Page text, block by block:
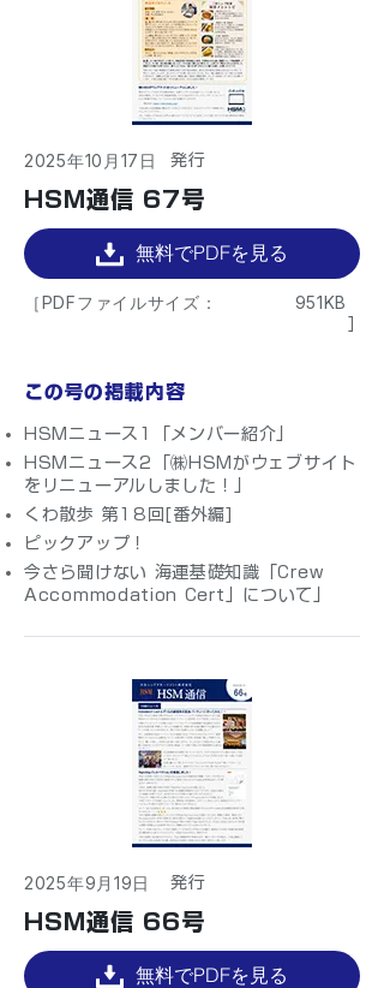
2025年10月17日 ​発行
HSM通信 67号
無料でPDFを見る
［PDFファイルサイズ： 951KB
この号の掲載内容
HSMニュース1「メンバー紹介」
HSMニュース2「㈱HSMがウェブサイト
をリニューアルしました！」
くわ散歩 第18回[番外編]
ピックアップ！
今さら聞けない 海運基礎知識「Crew
Accommodation Cert」について」
2025年9月19日 ​発行
HSM通信 66号
無料でPDFを見る